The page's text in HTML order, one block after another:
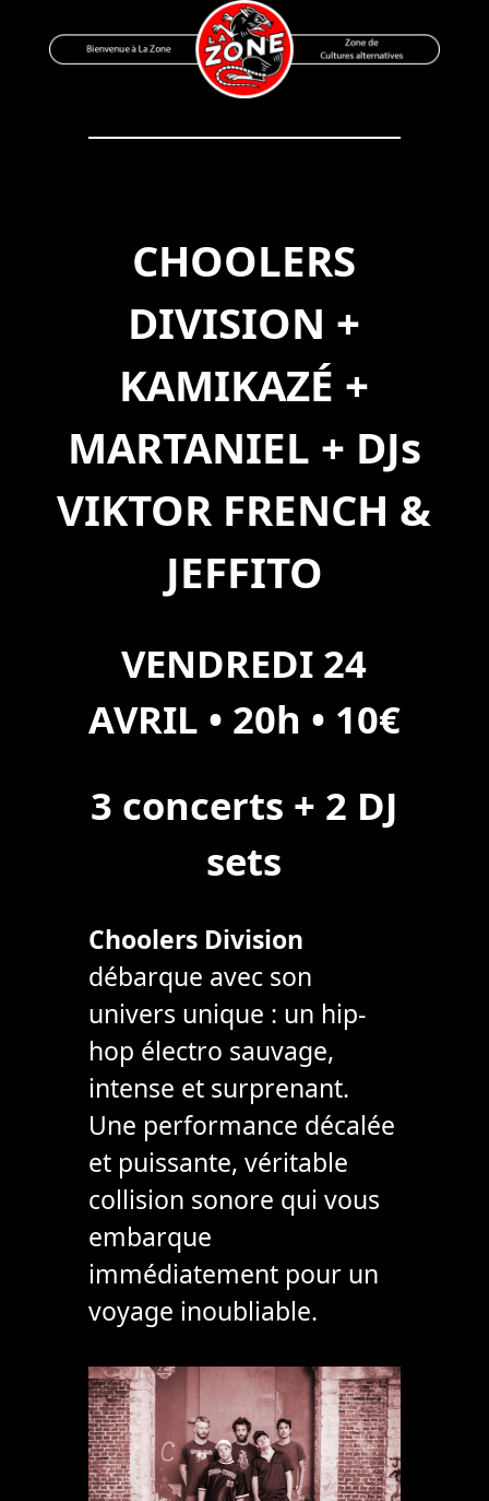
to
Bienvenue à La Zone
Zone de Cultures Alternatives
CHOOLERS
DIVISION +
KAMIKAZÉ +
MARTANIEL + DJs
VIKTOR FRENCH &
JEFFITO
VENDREDI 24
AVRIL • 20h • 10€
3 concerts + 2 DJ
sets
Choolers Division
débarque avec son
univers unique : un hip-
hop électro sauvage,
intense et surprenant.
Une performance décalée
et puissante, véritable
collision sonore qui vous
embarque
immédiatement pour un
voyage inoubliable.